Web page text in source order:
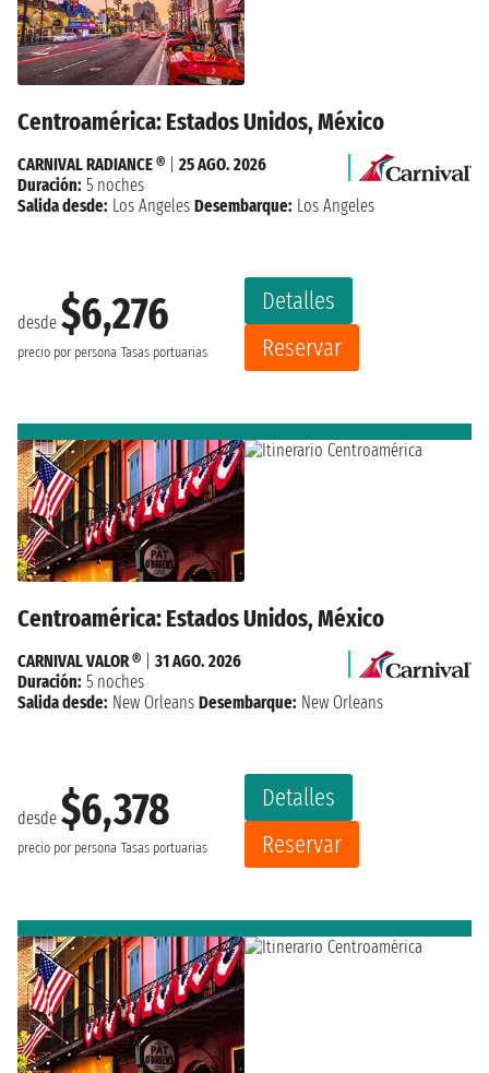
Centroamérica: Estados Unidos, México
desde $6,276
precio por persona Tasas portuarias
Detalles
Reservar
CARNIVAL RADIANCE ®
25 AGO. 2026
Duración: 5 noches
Salida desde: Los Angeles Desembarque: Los Angeles
Centroamérica: Estados Unidos, México
desde $6,378
precio por persona Tasas portuarias
Detalles
Reservar
CARNIVAL VALOR ®
31 AGO. 2026
Duración: 5 noches
Salida desde: New Orleans Desembarque: New Orleans